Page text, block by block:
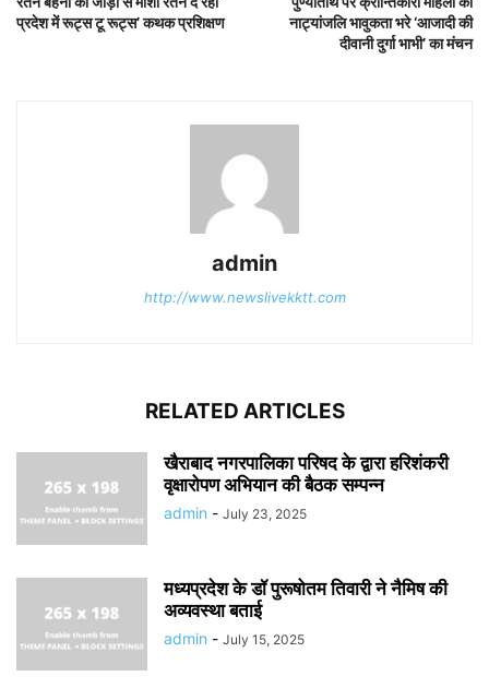
प्रदेश में रूट्स टू रूट्स’ कथक प्रशिक्षण
नाट्यांजलि भावुकता भरे ‘आजादी की
दीवानी दुर्गा भाभी’ का मंचन
admin
http://www.newslivekktt.com
RELATED ARTICLES
खैराबाद नगरपालिका परिषद के द्वारा हरिशंकरी
वृक्षारोपण अभियान की बैठक सम्पन्न
admin - July 23, 2025
मध्यप्रदेश के डॉ पुरूषोतम तिवारी ने नैमिष की
अव्यवस्था बताई
admin - July 15, 2025